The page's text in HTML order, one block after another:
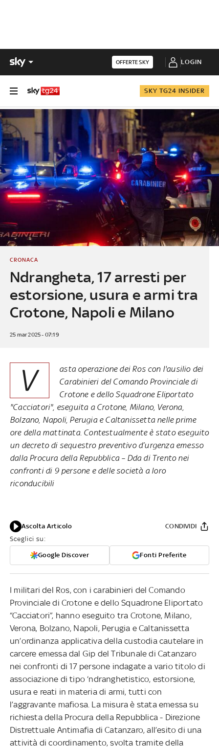
OFFERTE SKY LOGIN
SKY TG24 INSIDER
Ndrangheta, 17 arresti per
estorsione, usura e armi tra
Crotone, Napoli e Milano
CRONACA
25 mar 2025 - 07:19
V
asta operazione dei Ros con l'ausilio dei
Carabinieri del Comando Provinciale di
Crotone e dello Squadrone Eliportato
"Cacciatori", eseguita a Crotone, Milano, Verona,
Bolzano, Napoli, Perugia e Caltanissetta nelle prime
ore della mattinata. Contestualmente è stato eseguito
un decreto di sequestro preventivo d’urgenza emesso
dalla Procura della Repubblica – Dda di Trento nei
confronti di 9 persone e delle società a loro
riconducibili
Ascolta Articolo
Sceglici su:
Google Discover Fonti Preferite
CONDIVIDI
I militari del Ros, con i carabinieri del Comando
Provinciale di Crotone e dello Squadrone Eliportato
“Cacciatori”, hanno eseguito tra Crotone, Milano,
Verona, Bolzano, Napoli, Perugia e Caltanissetta
un’ordinanza applicativa della custodia cautelare in
carcere emessa dal Gip del Tribunale di Catanzaro
nei confronti di 17 persone indagate a vario titolo di
associazione di tipo ‘ndranghetistico, estorsione,
usura e reati in materia di armi, tutti con
l’aggravante mafiosa. La misura è stata emessa su
richiesta della Procura della Repubblica - Direzione
Distrettuale Antimafia di Catanzaro, all’esito di una
attività di coordinamento, svolta tramite della